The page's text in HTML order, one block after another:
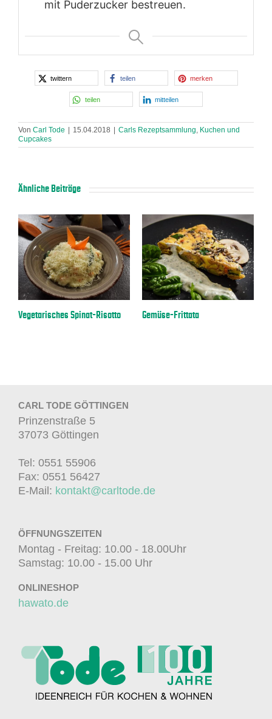
mit Puderzucker bestreuen.
twittern teilen merken
teilen mitteilen
Von Carl Tode 15.04.2018 Carls Rezeptsammlung, Kuchen und
Cupcakes
Ähnliche Beiträge
Vegetarisches Spinat-Risotto Gemüse-Frittata
CARL TODE GÖTTINGEN
Prinzenstraße 5
37073 Göttingen
Tel: 0551 55906
Fax: 0551 56427
E-Mail: kontakt@carltode.de
ÖFFNUNGSZEITEN
Montag - Freitag: 10.00 - 18.00Uhr
Samstag: 10.00 - 15.00 Uhr
ONLINESHOP
hawato.de